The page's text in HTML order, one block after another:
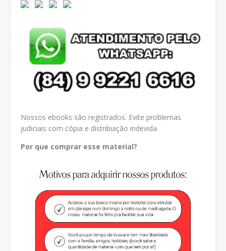
Nossos ebooks são registrados. Evite problemas
judiciais com cópia e distribuição indevida.
Por que comprar esse material?